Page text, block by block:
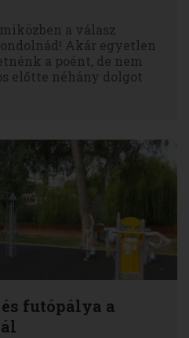
a válasz
Akár egyetlen
a poént, de nem
előtte néhány dolgot
futópálya a